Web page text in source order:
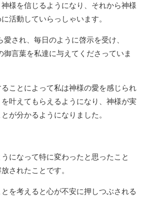
様を信じるようになり、それから神様
活動していらっしゃいます。
愛され、毎日のように啓示を受け、
御言葉を私達に与えてくださっていま
ことによって私は神様の愛を感じられ
叶えてもらえるようになり、神様が実
が分かるようになりました。
になって特に変わったと思ったこと
されたことです。
を考えると心が不安に押しつぶされる